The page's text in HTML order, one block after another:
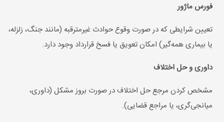
فورس ماژور
تعیین شرایطی که در صورت وقوع حوادث غیرمترقبه (مانند جنگ، زلزله،
یا بیماری همه‌گیر) امکان تعویق یا فسخ قرارداد وجود دارد.
داوری و حل اختلاف
مشخص کردن مرجع حل اختلاف در صورت بروز مشکل (داوری،
میانجی‌گری، یا مراجع قضایی).